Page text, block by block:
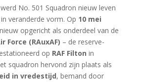
No. 501 Squadron nieuw leven
veranderde vorm. Op 10 mei
opgericht als onderdeel van de
Force (RAuxAF) – de reserve-
op RAF Filton in
squadron hervond zijn plaats als
in vredestijd, bemand door